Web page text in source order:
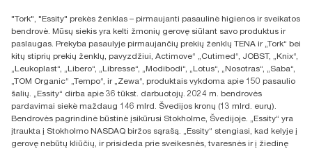
UAB Essity Lithuania
Naugarduko g. 98
LT-03160 Vilnius, Lietuva
"Tork", "Essity" prekės ženklas – pirmaujanti pasaulinė higienos ir sveikatos
bendrovė. Mūsų siekis yra kelti žmonių gerovę siūlant savo produktus ir
paslaugas. Prekyba pasaulyje pirmaujančių prekių ženklų TENA ir „Tork“ bei
kitų stiprių prekių ženklų, pavyzdžiui, Actimove“ „Cutimed“, JOBST, „Knix“,
„Leukoplast“, „Libero“, „Libresse“, „Modibodi“, „Lotus“, „Nosotras“, „Saba“,
„TOM Organic“ „Tempo“, ir „Zewa“, produktais vykdoma apie 150 pasaulio
šalių. „Essity“ dirba apie 36 tūkst. darbuotojų. 2024 m. bendrovės
pardavimai siekė maždaug 146 mlrd. Švedijos kronų (13 mlrd. eurų).
Bendrovės pagrindinė būstinė įsikūrusi Stokholme, Švedijoje. „Essity“ yra
įtraukta į Stokholmo NASDAQ biržos sąrašą. „Essity“ stengiasi, kad kelyje į
gerovę nebūtų kliūčių, ir prisideda prie sveikesnės, tvaresnės ir į žiedinę